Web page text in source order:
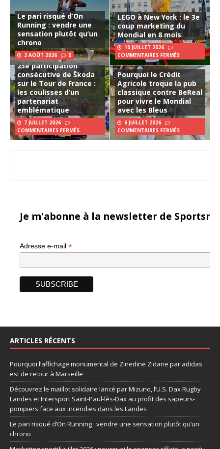
Le pari risqué d’On
Running : vendre une
sensation plutôt qu’un
chrono
2 AOÛT 2026 0
LEGO à New York : le 3e
coup marketing du
Mondial en 8 mois
10 JUILLET 2026
COMMENTAIRES FERMÉS
23e participation
consécutive de Škoda
sur le Tour de France :
les coulisses d’un
partenariat
emblématique
7 JUILLET 2026
COMMENTAIRES FERMÉS
Pourquoi le Crédit
Agricole troque la pub
classique contre BeReal
pour vivre le Mondial
avec les Bleus
6 JUILLET 2026
COMMENTAIRES FERMÉS
Je m'abonne à la newsletter de
Adresse e-mail *
ARTICLES RÉCENTS
Pourquoi l’affichage monumental de Zinedine Zidane par adidas
est de retour à Marseille
Découvrez le maillot solidaire lancé par Mizuno, l’U.S. Dax Rugby
Landes et Intersport Saint-Paul-lès-Dax au profit des sapeurs-
pompiers face aux incendies dans les Landes
Le pari risqué d’On Running : vendre une sensation plutôt qu’un
chrono